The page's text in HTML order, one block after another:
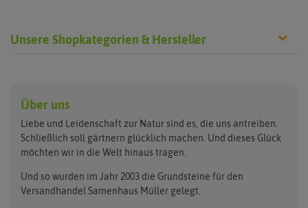
Unsere Shopkategorien & Hersteller
Anzuchtschalen
Beleuchtung
Folien, Vliese und Netze
Gartengeräte
Keimsprossen
Saatgut für Werbezwecke
Samen-Sets
Gemüsesamen
Benary
Buzzy Seeds
Clever Pots
Dürr-Samen
FLORTUS
Greenline
Grüne Oase
Über uns
Liebe und Leidenschaft zur Natur sind es, die uns antreiben.
Schließlich soll gärtnern glücklich machen. Und dieses Glück
möchten wir in die Welt hinaus tragen.
Und so wurden im Jahr 2003 die Grundsteine für den
Versandhandel Samenhaus Müller gelegt.